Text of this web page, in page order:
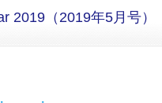
2019（2019年5月号）